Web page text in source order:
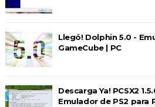
Llegó! Dolphin 5.0 -
GameCube | PC
Descarga Ya! PCSX2
Emulador de PS2 para